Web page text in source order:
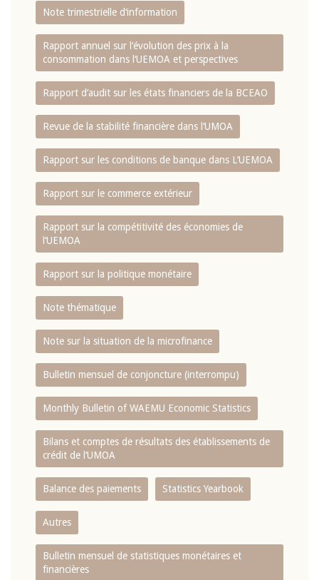
Note trimestrielle d‘information
Rapport annuel sur l‘évolution des prix à la
consommation dans l‘UEMOA et perspectives
Rapport d‘audit sur les états financiers de la BCEAO
Revue de la stabilité financière dans l‘UMOA
Rapport sur les conditions de banque dans L‘UEMOA
Rapport sur le commerce extérieur
Rapport sur la compétitivité des économies de
l‘UEMOA
Rapport sur la politique monétaire
Note thématique
Note sur la situation de la microfinance
Bulletin mensuel de conjoncture (interrompu)
Monthly Bulletin of WAEMU Economic Statistics
Bilans et comptes de résultats des établissements de
crédit de l‘UMOA
Balance des paiements Statistics Yearbook
Autres
Bulletin mensuel de statistiques monétaires et
financières